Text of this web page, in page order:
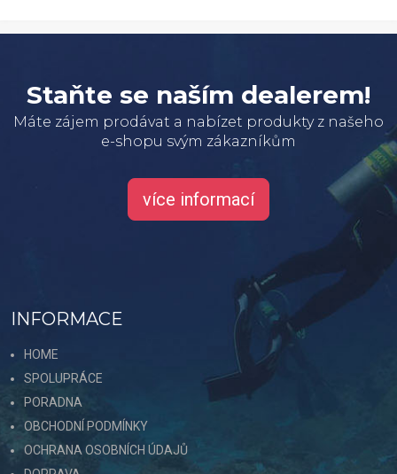
Staňte se naším dealerem!
Máte zájem prodávat a nabízet produkty z našeho
e-shopu svým zákazníkům
více informací
INFORMACE
HOME
SPOLUPRÁCE
PORADNA
OBCHODNÍ PODMÍNKY
OCHRANA OSOBNÍCH ÚDAJŮ